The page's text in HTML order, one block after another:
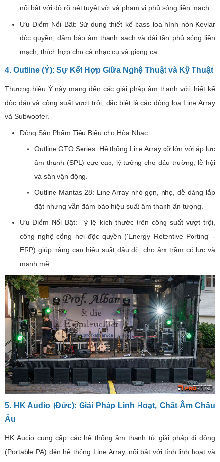
nổi bật với độ rõ nét tuyệt vời và phạm vi phủ sóng liền mạch.
Ưu Điểm Nổi Bật: Sử dụng thiết kế bass loa hình nón Kevlar
độc quyền, đảm bảo âm thanh sạch và dải tần phủ sóng liền
mạch, thích hợp cho cả nhạc cụ và giọng ca.
4. Outline (Ý): Sự Kết Hợp Giữa Nghệ Thuật và Kỹ Thuật
Thương hiệu Ý này mang đến các giải pháp âm thanh với thiết kế
độc đáo và công suất vượt trội, đặc biệt là các dòng loa Line Array
và Subwoofer.
Dòng Sản Phẩm Tiêu Biểu cho Hòa Nhạc:
Outline GTO Series: Hệ thống Line Array cỡ lớn với áp lực
âm thanh (SPL) cực cao, lý tưởng cho đấu trường, lễ hội
và sân vận động.
Outline Mantas 28: Line Array nhỏ gọn, nhẹ, dễ dàng lắp
đặt nhưng vẫn đảm bảo hiệu suất âm thanh ấn tượng.
Ưu Điểm Nổi Bật: Tỷ lệ kích thước trên công suất vượt trội,
công nghệ cổng hơi độc quyền ('Energy Retentive Porting' -
ERP) giúp nâng cao hiệu suất đầu dò, cho âm trầm có lực và
mạnh mẽ.
5. HK Audio (Đức): Giải Pháp Linh Hoạt, Chất Âm Châu
Âu
HK Audio cung cấp các hệ thống âm thanh từ giải pháp di động
(Portable PA) đến hệ thống Line Array, nổi bật với tính linh hoạt và